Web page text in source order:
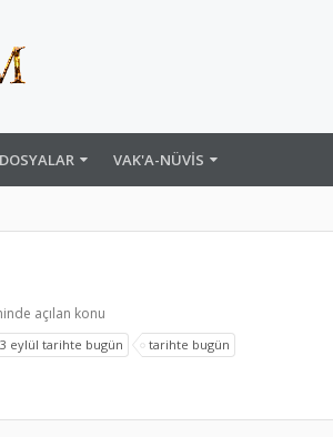
DOSYALAR VAK'A-NÜVIS
açılan konu
3 eylül tarihte bugün tarihte bugün